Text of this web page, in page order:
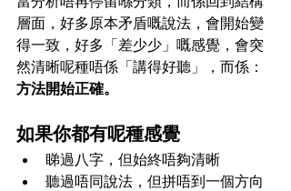
層面，好多原本矛盾嘅說法，會開始變
得一致，好多「差少少」嘅感覺，會突
然清晰呢種唔係「講得好聽」，而係：
方法開始正確。
如果你都有呢種感覺
睇過八字，但始終唔夠清晰
聽過唔同說法，但拼唔到一個方向